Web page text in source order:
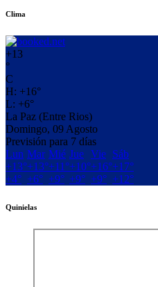
Clima
+13
°
C
H: +16°
L: +6°
La Paz (Entre Rios)
Domingo, 09 Agosto
Previsión para 7 días
Lun Mar Mié Jue Vie Sáb
+13°+13°+11°+10°+16°+17°
+4° +6° +9° +9° +9° +12°
Quinielas